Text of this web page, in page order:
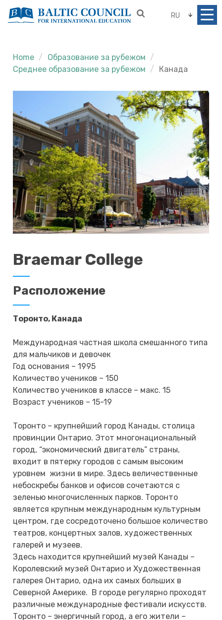
RU
Home
Образование за рубежом
Среднее образование за рубежом
Канада
Braemar College
Расположение
Торонто, Канада
Международная частная школа смешанного типа
для мальчиков и девочек
Год основания – 1995
Количество учеников – 150
Количество учеников в классе – макс. 15
Возраст учеников – 15-19
Торонто – крупнейший город Канады, столица
провинции Онтарио. Этот многонациональный
город, “экономический двигатель” страны,
входит в пятерку городов с самым высоким
уровнем жизни в мире. Здесь величественные
небоскребы банков и офисов сочетаются с
зеленью многочисленных парков. Торонто
является крупным международным культурным
центром, где сосредоточено большое количество
театров, концертных залов, художественных
галерей и музеев.
Здесь находится крупнейший музей Канады –
Королевский музей Онтарио и Художественная
галерея Онтарио, одна их самых больших в
Северной Америке. В городе регулярно проходят
различные международные фестивали искусств.
Торонто – энергичный город, а его жители –